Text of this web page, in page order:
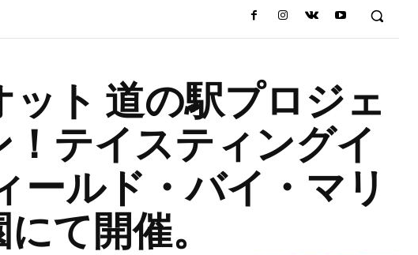
ット 道の駅プロジェ
テイスティングイ
ールド・バイ・マリ
て開催。